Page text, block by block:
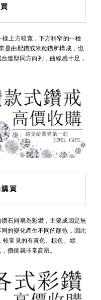
上方較寛，下方稍窄的一種
是由配鑽或米粒鑽所構成，也
造型同方向列，曲線感十足，
買
石則稱為彩鑽，主要成因是無
的變化產生不同的顏色，因此
較常見的有黃色、棕色、綠
價值就非常高昂。